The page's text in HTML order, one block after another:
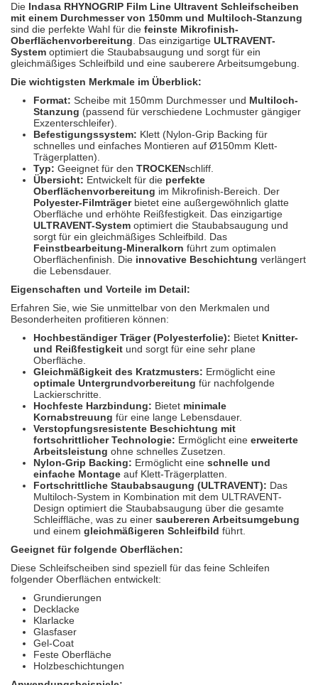
(21)
Sia
(3)
Spectral
(5)
StarChem
(1)
Sundstrom
(4)
Troton
(2)
Wibeco
(1)
ZVG
Die Indasa RHYNOGRIP Film Line Ultravent Schleifscheiben
mit einem Durchmesser von 150mm und Multiloch-Stanzung
sind die perfekte Wahl für die feinste Mikrofinish-
Oberflächenvorbereitung . Das einzigartige ULTRAVENT-
System optimiert die Staubabsaugung und sorgt für ein
gleichmäßiges Schleifbild und eine sauberere Arbeitsumgebung.
Die wichtigsten Merkmale im Überblick:
Format: Scheibe mit 150mm Durchmesser und Multiloch-
Stanzung (passend für verschiedene Lochmuster gängiger
Exzenterschleifer).
Befestigungssystem: Klett (Nylon-Grip Backing für
schnelles und einfaches Montieren auf Ø150mm Klett-
Trägerplatten).
Typ: Geeignet für den TROCKENschliff.
Übersicht: Entwickelt für die perfekte
Oberflächenvorbereitung im Mikrofinish-Bereich. Der
Polyester-Filmträgerbietet eine außergewöhnlich glatte
Oberfläche und erhöhte Reißfestigkeit. Das einzigartige
ULTRAVENT-System optimiert die Staubabsaugung und
sorgt für ein gleichmäßiges Schleifbild. Das
Feinstbearbeitung-Mineralkorn führt zum optimalen
Oberflächenfinish. Die innovative Beschichtung verlängert
die Lebensdauer.
Eigenschaften und Vorteile im Detail:
Erfahren Sie, wie Sie unmittelbar von den Merkmalen und
Besonderheiten profitieren können:
Hochbeständiger Träger (Polyesterfolie): Bietet Knitter-
und Reißfestigkeit und sorgt für eine sehr plane
Oberfläche.
Gleichmäßigkeit des Kratzmusters: Ermöglicht eine
optimale Untergrundvorbereitung für nachfolgende
Lackierschritte.
Hochfeste Harzbindung: Bietet minimale
Kornabstreuung für eine lange Lebensdauer.
Verstopfungsresistente Beschichtung mit
fortschrittlicher Technologie: Ermöglicht eine erweiterte
Arbeitsleistung ohne schnelles Zusetzen.
Nylon-Grip Backing: Ermöglicht eine schnelle und
einfache Montage auf Klett-Trägerplatten.
Fortschrittliche Staubabsaugung (ULTRAVENT): Das
Multiloch-System in Kombination mit dem ULTRAVENT-
Design optimiert die Staubabsaugung über die gesamte
Schleiffläche, was zu einer saubereren Arbeitsumgebung
und einem gleichmäßigeren Schleifbild führt.
Geeignet für folgende Oberflächen:
Diese Schleifscheiben sind speziell für das feine Schleifen
folgender Oberflächen entwickelt:
Grundierungen
Decklacke
Klarlacke
Glasfaser
Gel-Coat
Feste Oberfläche
Holzbeschichtungen